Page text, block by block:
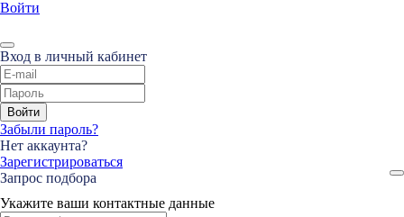
Войти
Вход в личный кабинет
Войти
Забыли пароль?
Нет аккаунта?
Зарегистрироваться
Запрос подбора
Укажите ваши контактные данные